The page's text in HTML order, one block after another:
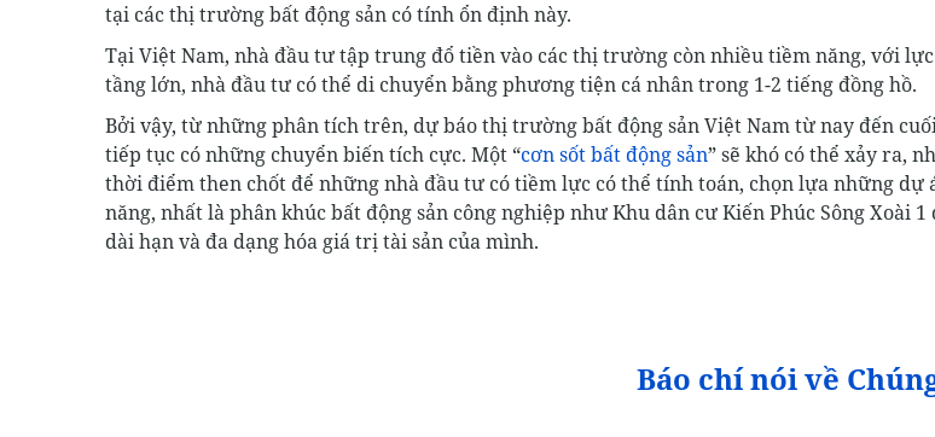
tại các thị trường bất động sản có tính ổn định này.
Tại Việt Nam, nhà đầu tư tập trung đổ tiền vào các thị trường còn nhiều tiềm năng, với
tầng lớn, nhà đầu tư có thể di chuyển bằng phương tiện cá nhân trong 1-2 tiếng đồng hồ.
Bởi vậy, từ những phân tích trên, dự báo thị trường bất động sản Việt Nam từ nay đến
tiếp tục có những chuyển biến tích cực. Một “cơn sốt bất động sản” sẽ khó có thể xảy ra,
thời điểm then chốt để những nhà đầu tư có tiềm lực có thể tính toán, chọn lựa những dự
năng, nhất là phân khúc bất động sản công nghiệp như Khu dân cư Kiến Phúc Sông Xoài
dài hạn và đa dạng hóa giá trị tài sản của mình.
Báo chí nói về